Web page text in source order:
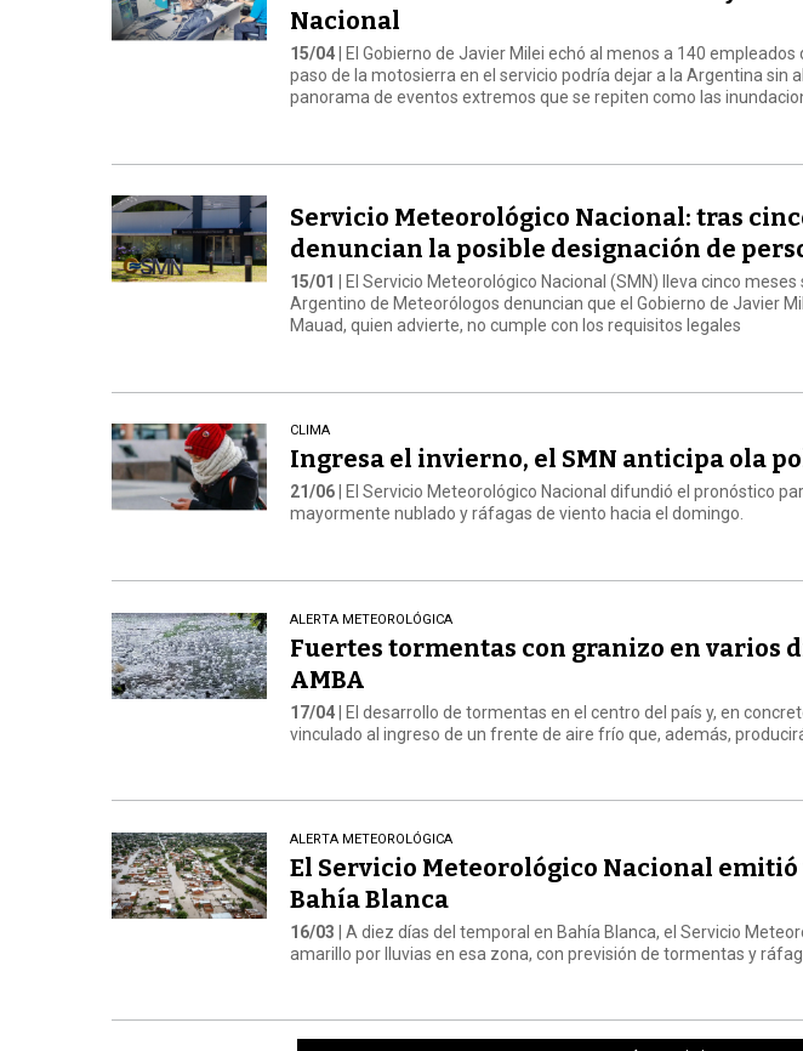
Nacional
15/04 | El Gobierno de Javier Milei echó al menos a 140
paso de la motosierra en el servicio podría dejar a la Argentina sin
panorama de eventos extremos que se repiten como las
Servicio Meteorológico Nacional: tras
denuncian la posible designación de
15/01
| El Servicio Meteorológico Nacional (SMN) lleva cinco
Argentino de Meteorólogos denuncian que el Gobierno de Javier
Mauad, quien advierte, no cumple con los requisitos legales
CLIMA
Ingresa el invierno, el SMN anticipa ola
21/06 | El Servicio Meteorológico Nacional difundió el pronóstico
mayormente nublado y ráfagas de viento hacia el domingo.
ALERTA METEOROLÓGICA
Fuertes tormentas con granizo en varios
AMBA
17/04| El desarrollo de tormentas en el centro del país y, en
vinculado al ingreso de un frente de aire frío que, además,
ALERTA METEOROLÓGICA
El Servicio Meteorológico Nacional
Bahía Blanca
16/03 | A diez días del temporal en Bahía Blanca, el Servicio
amarillo por lluvias en esa zona, con previsión de tormentas y